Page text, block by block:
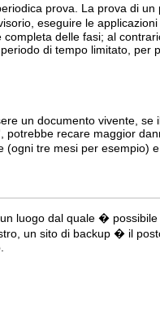
prova. La prova di
eseguire le
delle fasi; al
di tempo limitato,
un documento vivente,
recare maggior
tre mesi per esempio)
luogo dal quale �
un sito di backup � il